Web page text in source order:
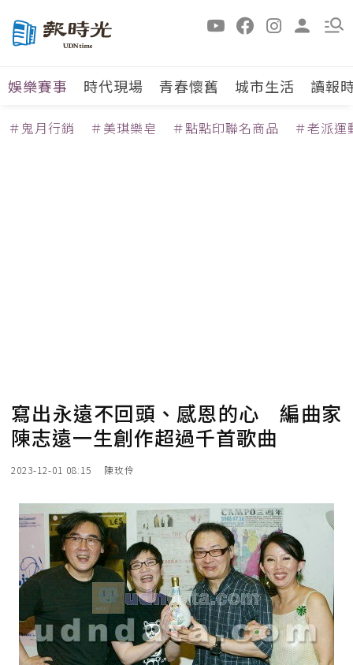
娛樂賽事 時代現場 青春懷舊 城市生活 讀報
＃鬼月行銷 ＃美琪樂皂 ＃點點印聯名商品 ＃老派運
寫出永遠不回頭、感恩的心 編曲家
陳志遠一生創作超過千首歌曲
2023-12-01 08:15 陳玫伶